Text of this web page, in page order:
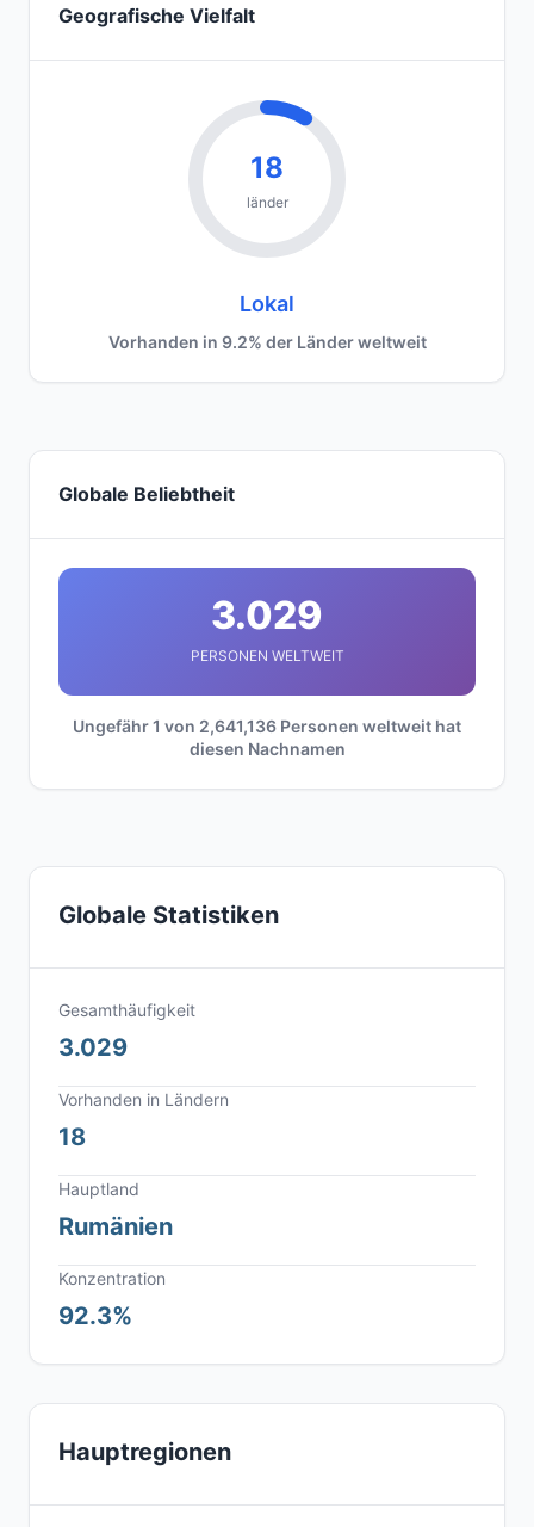
Geografische Vielfalt
18
länder
Lokal
Vorhanden in 9.2% der Länder weltweit
Globale Beliebtheit
3.029
PERSONEN WELTWEIT
Ungefähr 1 von 2,641,136 Personen weltweit hat
diesen Nachnamen
Globale Statistiken
Gesamthäufigkeit
3.029
Vorhanden in Ländern
18
Hauptland
Rumänien
Konzentration
92.3%
Hauptregionen